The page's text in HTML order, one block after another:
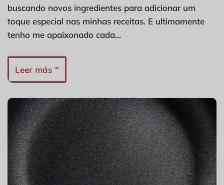
buscando novos ingredientes para adicionar um
toque especial nas minhas receitas. E ultimamente
tenho me apaixonado cada…
Leer más "